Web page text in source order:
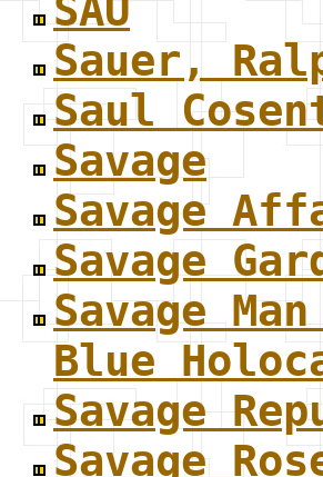
SAU
Sauer,
Saul
Savage
Savage
Savage
Savage
Blue
Savage
Savage